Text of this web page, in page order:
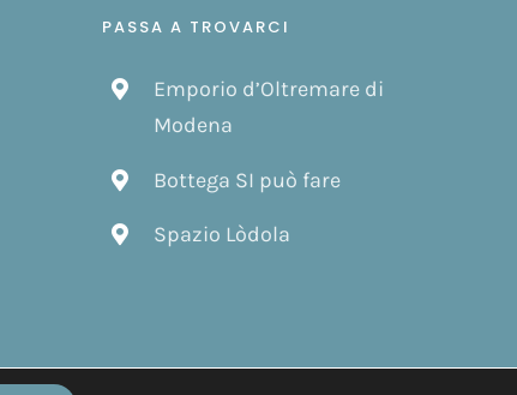
PASSA A TROVARCI
Emporio d’Oltremare di
Modena
Bottega SI può fare
Spazio Lòdola